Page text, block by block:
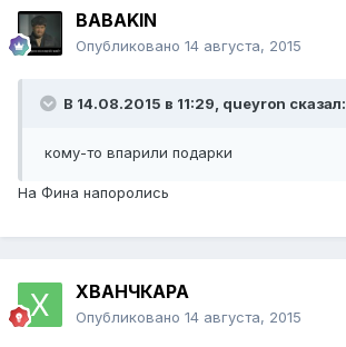
BABAKIN
Опубликовано 14 августа, 2015
В 14.08.2015 в 11:29, queуron сказал:
кому-то впарили подарки
На Фина напоролись
ХВАНЧКАРА
Опубликовано 14 августа, 2015